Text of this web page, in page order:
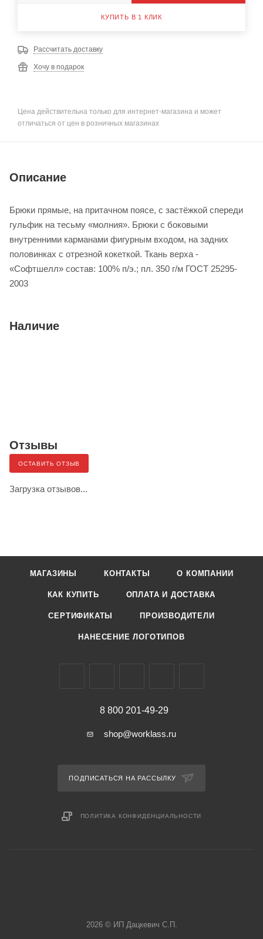
КУПИТЬ В 1 КЛИК
Рассчитать доставку
Хочу в подарок
Цена действительна только для интернет-магазина и может
отличаться от цен в розничных магазинах
Описание
Брюки прямые, на притачном поясе, с застёжкой спереди
гульфик на тесьму «молния». Брюки с боковыми
внутренними карманами фигурным входом, на задних
половинках с отрезной кокеткой. Ткань верха -
«Софтшелл» состав: 100% п/э.; пл. 350 г/м ГОСТ 25295-
2003
Наличие
Отзывы
ОСТАВИТЬ ОТЗЫВ
Загрузка отзывов...
МАГАЗИНЫ КОНТАКТЫ О КОМПАНИИ
КАК КУПИТЬ ОПЛАТА И ДОСТАВКА
СЕРТИФИКАТЫ ПРОИЗВОДИТЕЛИ
НАНЕСЕНИЕ ЛОГОТИПОВ
8 800 201-49-29
shop@worklass.ru
ПОДПИСАТЬСЯ НА РАССЫЛКУ
ПОЛИТИКА КОНФИДЕНЦИАЛЬНОСТИ
2026 © ИП Дацкевич С.П.